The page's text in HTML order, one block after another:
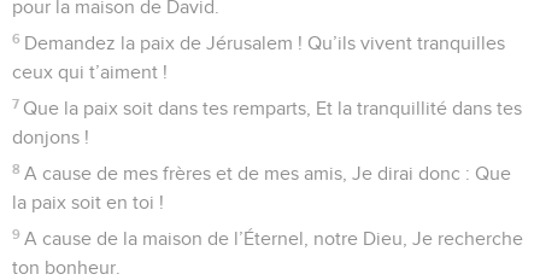
pour la maison de David.
6 Demandez la paix de Jérusalem ! Qu’ils vivent tranquilles
ceux qui t’aiment !
7 Que la paix soit dans tes remparts, Et la tranquillité dans tes
donjons !
8 A cause de mes frères et de mes amis, Je dirai donc : Que
la paix soit en toi !
9 A cause de la maison de l’Éternel, notre Dieu, Je recherche
ton bonheur.